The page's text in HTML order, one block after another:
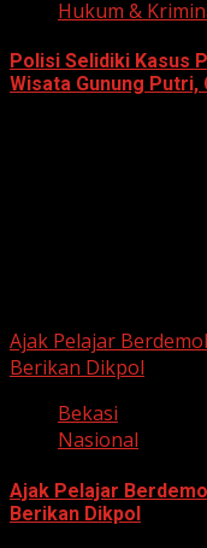
Hukum &
Polisi Selidiki Kasus
Wisata Gunung
Ajak Pelajar
Berikan Dikpol
Bekasi
Nasional
Ajak Pelajar
Berikan Dikpol